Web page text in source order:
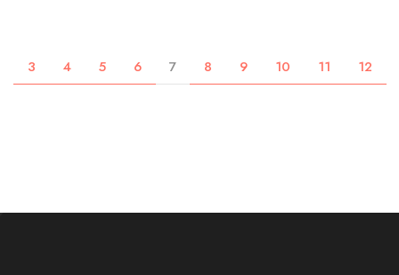
3 4 5 6 7 8 9 10 11 12